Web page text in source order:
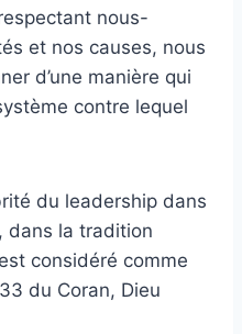
nous-
et nos causes, nous
d’une manière qui
contre lequel
du leadership dans
dans la tradition
considéré comme
du Coran, Dieu